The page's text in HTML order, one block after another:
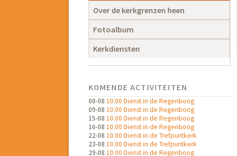
Over de kerkgrenzen heen
Fotoalbum
Kerkdiensten
KOMENDE ACTIVITEITEN
08-08 10.00 Dienst in de Regenboog
09-08 10.00 Dienst in de Regenboog
15-08 10.00 Dienst in de Regenboog
16-08 10.00 Dienst in de Regenboog
22-08 10.00 Dienst in de Trefpuntkerk
23-08 10.00 Dienst in de Trefpuntkerk
29-08 10.00 Dienst in de Regenboog